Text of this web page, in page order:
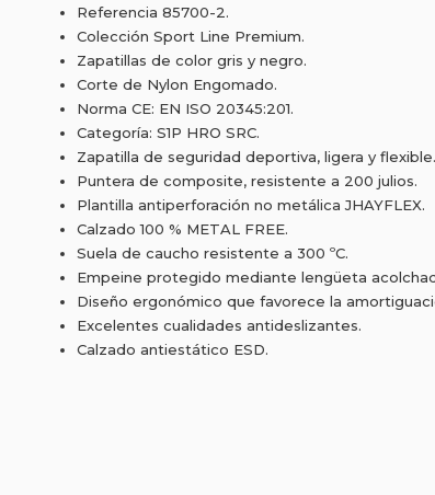
Referencia 85700-2.
Colección Sport Line Premium.
Zapatillas de color gris y negro.
Corte de Nylon Engomado.
Norma CE: EN ISO 20345:201.
Categoría: S1P HRO SRC.
Zapatilla de seguridad deportiva, ligera y flexible.
Puntera de composite, resistente a 200 julios.
Plantilla antiperforación no metálica JHAYFLEX.
Calzado 100 % METAL FREE.
Suela de caucho resistente a 300 ºC.
Empeine protegido mediante lengüeta
Diseño ergonómico que favorece la
Excelentes cualidades antideslizantes.
Calzado antiestático ESD.